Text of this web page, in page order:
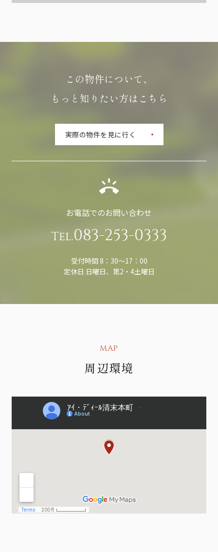
この物件について、
もっと知りたい方はこちら
実際の物件を見に行く
お電話でのお問い合わせ
Tel.083-253-0333
受付時間 8：30〜17：00
定休日 日曜日、第2・4土曜日
MAP
周辺環境